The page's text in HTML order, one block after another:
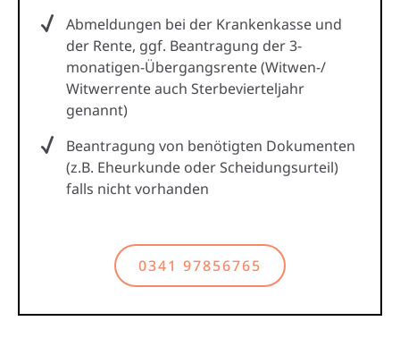
Abmeldungen bei der Krankenkasse und
der Rente, ggf. Beantragung der 3-
monatigen-Übergangsrente (Witwen-/
Witwerrente auch Sterbevierteljahr
genannt)
Beantragung von benötigten Dokumenten
(z.B. Eheurkunde oder Scheidungsurteil)
falls nicht vorhanden
0341 97856765